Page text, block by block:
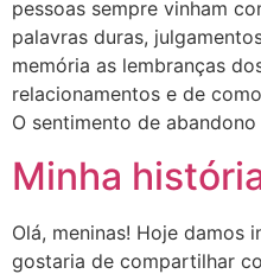
pessoas sempre vinham
palavras duras,
memória as lembranças
relacionamentos e de
O sentimento de
Minha
Olá, meninas! Hoje damos
gostaria de compartilhar